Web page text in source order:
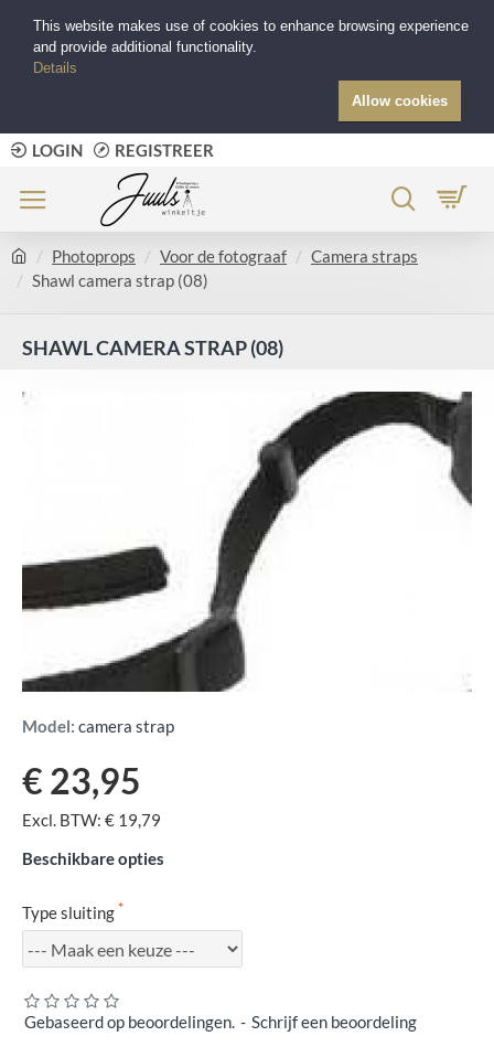
LOGIN REGISTREER
Photoprops Voor de fotograaf
Camera straps
Shawl camera strap (08)
SHAWL CAMERA STRAP (08)
Model: camera strap
Gebaseerd op beoordelingen. - Schrijf een beoordeling
€ 23,95
Excl. BTW: € 19,79
Beschikbare opties
Type sluiting
This website makes use of cookies to enhance browsing experience
and provide additional functionality.
Details
Allow cookies